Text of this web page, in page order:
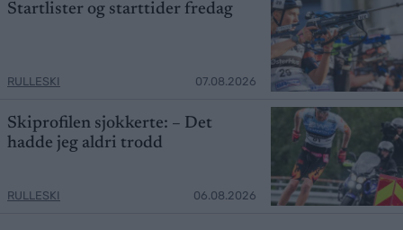
Startlister og starttider fredag
RULLESKI 07.08.2026
Skiprofilen sjokkerte: – Det
hadde jeg aldri trodd
RULLESKI 06.08.2026